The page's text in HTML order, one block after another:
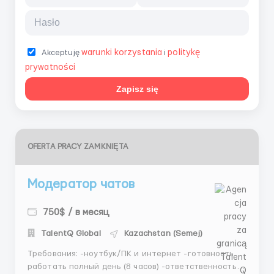
Akceptujęwarunki korzystania ipolitykę
prywatności
Zapisz się
OFERTA PRACY ZAMKNIĘTA
Модератор чатов
750$ / в месяц
TalentQ Global Kazachstan (Semej)
Требования: -ноутбук/ПК и интернет -готовность
работать полный день (8 часов) -ответственность и